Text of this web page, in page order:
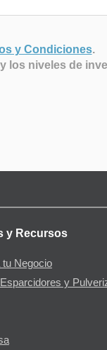
y Condiciones.
los niveles de
y Recursos
tu Negocio
y